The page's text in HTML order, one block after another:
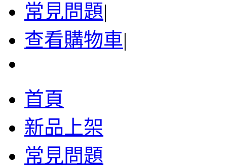
常見問題|
查看購物車|
首頁
新品上架
常見問題